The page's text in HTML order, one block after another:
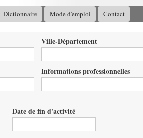
Dictionnaire Mode d'emploi Contact
Ville-Département
Informations professionnelles
Date de fin d'activité